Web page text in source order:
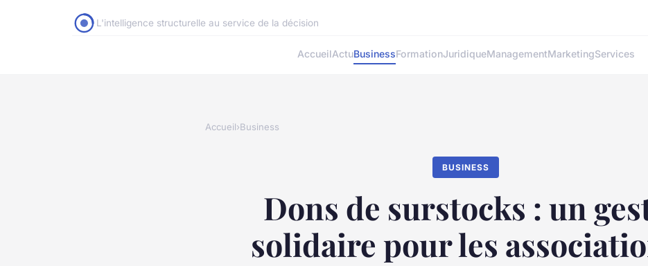
L'intelligence structurelle au service de la décision
AccueilActuBusinessFormationJuridiqueManagementMarketingServices
Accueil›Business
BUSINESS
Dons de surstocks : un
solidaire pour les